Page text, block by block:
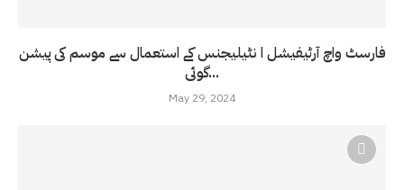
فارسٹ واچ آرٹیفیشل ا نٹیلیجنس کے استعمال سے موسم کی پیشن
گوئی...
May 29, 2024